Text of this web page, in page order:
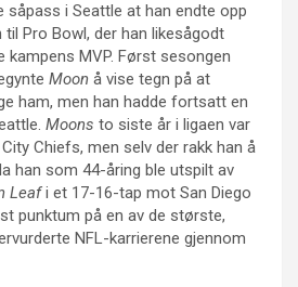
såpass i Seattle at han endte opp
Pro Bowl, der han likesågodt
kampens MVP. Først sesongen
Moon å vise tegn på at
ham, men han hadde fortsatt en
Moons to siste år i ligaen var
Chiefs, men selv der rakk han å
han som 44-åring ble utspilt av
Leafi et 17-16-tap mot San Diego
punktum på en av de største,
NFL-karrierene gjennom